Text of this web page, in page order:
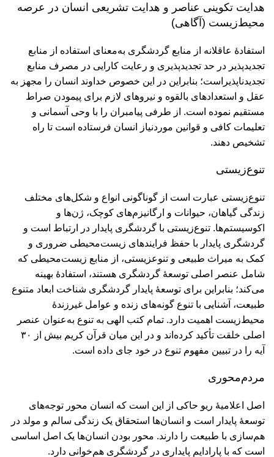
هدایت تکوینی عناصر و هدایت تشریعی انسان در عرصه
محیط‌زیست (آگاهی)
استفادۀ عاقلانه از منابع گردشگری به‌معنای استفاده از منابع
تجدیدپذیر در حد تجدیدپذیری و رعایت کارایی در مصرف منابع
تجدیدناپذیراست؛ بنابراین در این خصوص خداوند انسان را مجهز به
عقل و استعدادهای بالقوه و نیروهای لازم برای پیمودن صراط
مستقیم نموده است. از طرفی پیامبران را با وحی آسمانی و
تعلیمات کافی و قوانین موردنیاز انسان فرستاده است تا راه
تشخیص دهند.
تنوع‌‏زیستی
تنوع‌‏زیستی عبارت است از گوناگونی انواع و شکل‌های مختلف
زندگی گیاهان، حیوانات و ارگانیزم‌های کوچک، ژن‌ها و
اکوسیستم‌ها. تنوع‌‏زیستی با گردشگری پایدار در ارتباط است و
گردشگری پایدار با حفظ فرایندهای زیست‌محیطی ضروری و
کمک به میراث طبیعی و تنوع‏زیستی، از منابع زیست‌محیطی که
شامل عنصر اصلی توسعۀ گردشگری هستند، استفادۀ بهینه
می‌کند؛ بنابراین برای توسعۀ پایدار گردشگری شناخت ابعاد متنوع
طبیعت، آشنایی با تنوع گونه‌های زنده و عوامل غیرزندۀ
محیط‌زیست اهمیت دارد. تمام کتب الهی به تنوع به‌عنوان عنصر
اصلی خلقت تأکید کرده‌اند و در این میان قرآن کریم بیش از ۳۰
آیه را در تبیین مفهوم تنوع در خود جای داده است.
مردم‌محوری
اصل اعلامیۀ ریو حاکی از این است که انسان محور توجه‌های
توسعۀ پایدار است و انسان‌ها استحقاق یک زندگی سالم و مولد در
هم‌سازی با طبیعت را دارند. محور بودن انسان‌ها یک اصل اساسی
است که با پارادایم پایداری در گردشگری هم‌خوانی دارد.